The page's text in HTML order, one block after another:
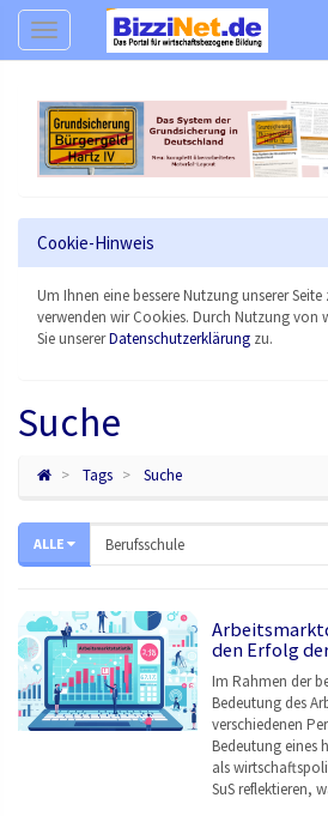
Navigation
Cookie-Hinweis
Um Ihnen eine bessere Nutzung unserer
verwenden wir Cookies. Durch Nutzung von
Sie unsererDatenschutzerklärung zu.
Suche
Tags Suche
ALLE
den Erfolg
Im Rahmen der
Bedeutung des
verschiedenen
Bedeutung eines
als
SuS reflektieren,